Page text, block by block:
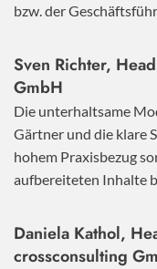
bzw. der
Sven Richter,
GmbH
Die unterhaltsame
Gärtner und die klare
hohem Praxisbezug
aufbereiteten Inhalte
Daniela Kathol,
crossconsulting